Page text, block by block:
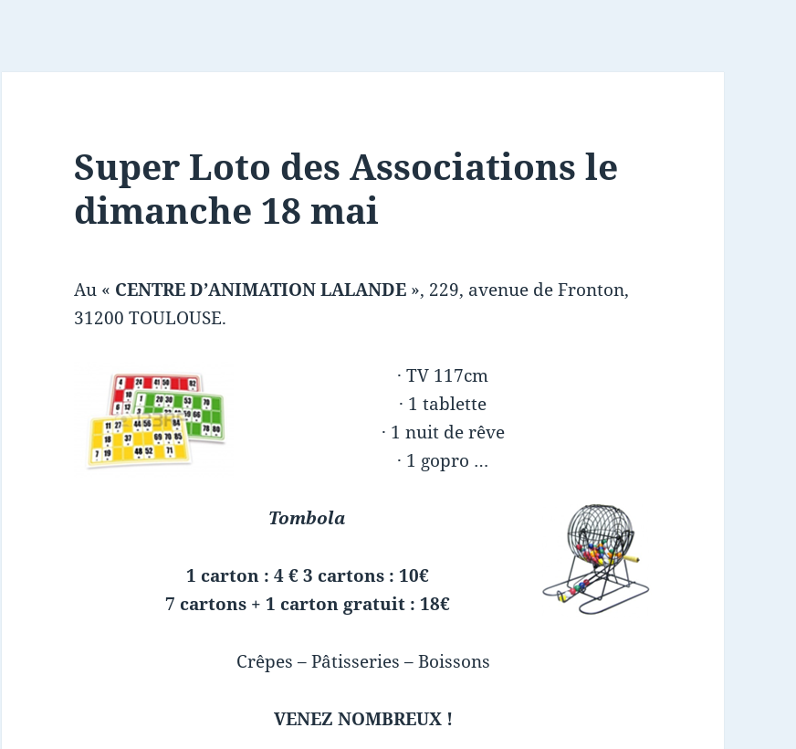
Super Loto des Associations le
dimanche 18 mai
Au « CENTRE D’ANIMATION LALANDE », 229, avenue de Fronton,
31200 TOULOUSE.
· TV 117cm
· 1 tablette
· 1 nuit de rêve
· 1 gopro …
Tombola
1 carton : 4 € 3 cartons : 10€
7 cartons + 1 carton gratuit : 18€
Crêpes – Pâtisseries – Boissons
VENEZ NOMBREUX !